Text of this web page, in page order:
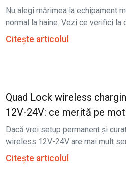
Nu alegi mărimea la echipament
normal la haine. Vezi ce verifici la
Citește articolul
Quad Lock wireless
12V-24V: ce merită pe
Dacă vrei setup permanent și
wireless 12V-24V are mai mult
Citește articolul